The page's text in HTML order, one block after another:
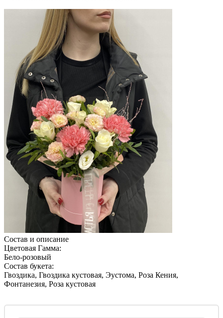
Состав и описание
Цветовая Гамма:
Бело-розовый
Состав букета:
Гвоздика, Гвоздика кустовая, Эустома, Роза Кения,
Фонтанезия, Роза кустовая